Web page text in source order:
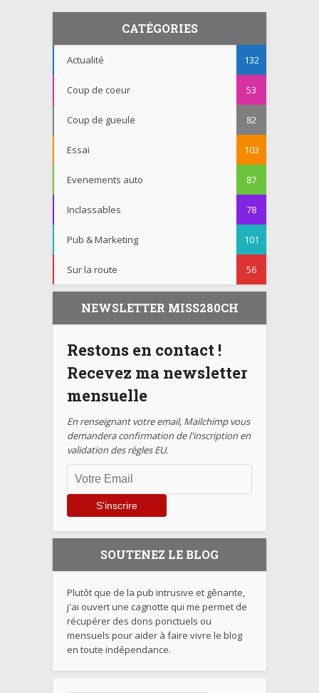
CATÉGORIES
Actualité 132
Coup de coeur 53
Coup de gueule 82
Essai 103
Evenements auto 87
Inclassables 78
Pub & Marketing 101
Sur la route 56
NEWSLETTER MISS280CH
Restons en contact !
Recevez ma newsletter
mensuelle
En renseignant votre email, Mailchimp vous
demandera confirmation de l'inscription en
validation des règles EU.
SOUTENEZ LE BLOG
Plutôt que de la pub intrusive et gênante,
j'ai ouvert une cagnotte qui me permet de
récupérer des dons ponctuels ou
mensuels pour aider à faire vivre le blog
en toute indépendance.